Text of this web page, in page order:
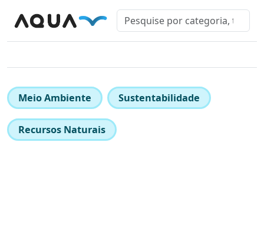
Meio Ambiente Sustentabilidade
Recursos Naturais